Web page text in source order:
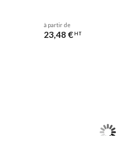
à partir de
23,48 €HT